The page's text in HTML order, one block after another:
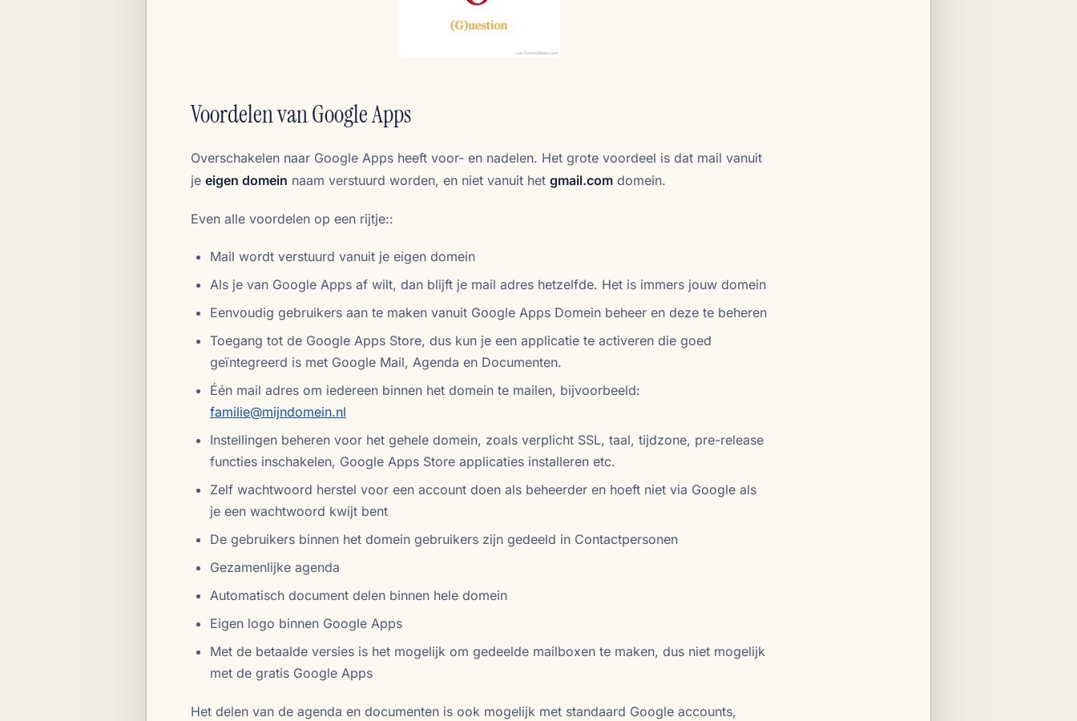
Voordelen van Google Apps
Overschakelen naar Google Apps heeft voor- en nadelen. Het grote voordeel is dat mail vanuit
je eigen domein naam verstuurd worden, en niet vanuit het gmail.com domein.
Even alle voordelen op een rijtje::
Mail wordt verstuurd vanuit je eigen domein
Als je van Google Apps af wilt, dan blijft je mail adres hetzelfde. Het is immers jouw domein
Eenvoudig gebruikers aan te maken vanuit Google Apps Domein beheer en deze te beheren
Toegang tot de Google Apps Store, dus kun je een applicatie te activeren die goed
geïntegreerd is met Google Mail, Agenda en Documenten.
Één mail adres om iedereen binnen het domein te mailen, bijvoorbeeld:
familie@mijndomein.nl
Instellingen beheren voor het gehele domein, zoals verplicht SSL, taal, tijdzone, pre-release
functies inschakelen, Google Apps Store applicaties installeren etc.
Zelf wachtwoord herstel voor een account doen als beheerder en hoeft niet via Google als
je een wachtwoord kwijt bent
De gebruikers binnen het domein gebruikers zijn gedeeld in Contactpersonen
Gezamenlijke agenda
Automatisch document delen binnen hele domein
Eigen logo binnen Google Apps
Met de betaalde versies is het mogelijk om gedeelde mailboxen te maken, dus niet mogelijk
met de gratis Google Apps
Het delen van de agenda en documenten is ook mogelijk met standaard Google accounts,